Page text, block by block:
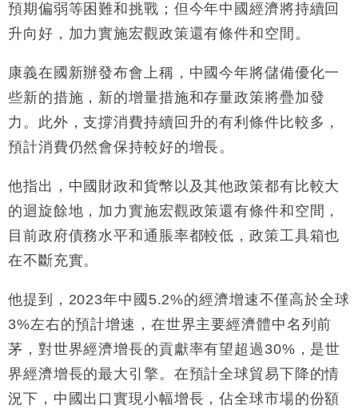
預期偏弱等困難和挑戰；但今年中國經濟將持續回
升向好，加力實施宏觀政策還有條件和空間。
康義在國新辦發布會上稱，中國今年將儲備優化一
些新的措施，新的增量措施和存量政策將疊加發
力。此外，支撐消費持續回升的有利條件比較多，
預計消費仍然會保持較好的增長。
他指出，中國財政和貨幣以及其他政策都有比較大
的迴旋餘地，加力實施宏觀政策還有條件和空間，
目前政府債務水平和通脹率都較低，政策工具箱也
在不斷充實。
他提到，2023年中國5.2%的經濟增速不僅高於全球
3%左右的預計增速，在世界主要經濟體中名列前
茅，對世界經濟增長的貢獻率有望超過30%，是世
界經濟增長的最大引擎。在預計全球貿易下降的情
況下，中國出口實現小幅增長，佔全球市場的份額